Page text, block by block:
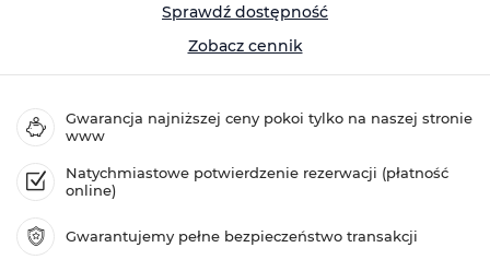
Sprawdź dostępność
Zobacz cennik
Gwarancja najniższej ceny pokoi tylko na naszej stronie
www
Natychmiastowe potwierdzenie rezerwacji (płatność
online)
Gwarantujemy pełne bezpieczeństwo transakcji